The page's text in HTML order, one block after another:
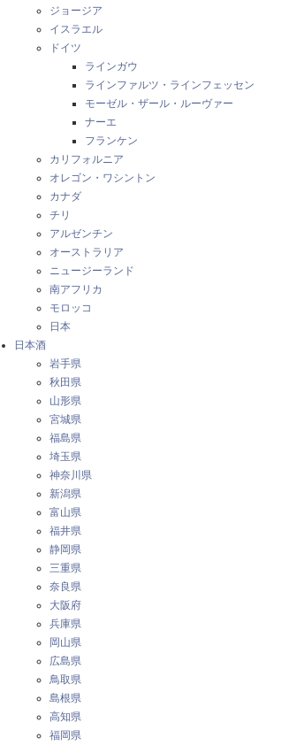
ジョージア
イスラエル
ドイツ
ラインガウ
ラインファルツ・ラインフェッセン
モーゼル・ザール・ルーヴァー
ナーエ
フランケン
カリフォルニア
オレゴン・ワシントン
カナダ
チリ
アルゼンチン
オーストラリア
ニュージーランド
南アフリカ
モロッコ
日本
日本酒
岩手県
秋田県
山形県
宮城県
福島県
埼玉県
神奈川県
新潟県
富山県
福井県
静岡県
三重県
奈良県
大阪府
兵庫県
岡山県
広島県
鳥取県
島根県
高知県
福岡県